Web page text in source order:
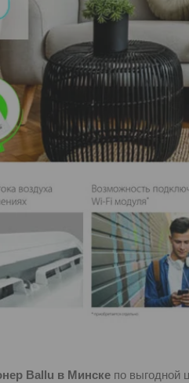
Ballu в Минске по выгодной